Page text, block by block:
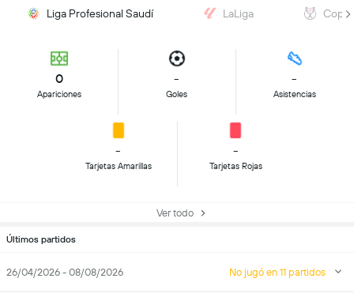
Liga Profesional Saudí LaLiga Copa
0
Apariciones
-
Goles
-
Asistencias
-
Tarjetas Amarillas
-
Tarjetas Rojas
Ver todo
Últimos partidos
26/04/2026 - 08/08/2026 No jugó en 11 partidos